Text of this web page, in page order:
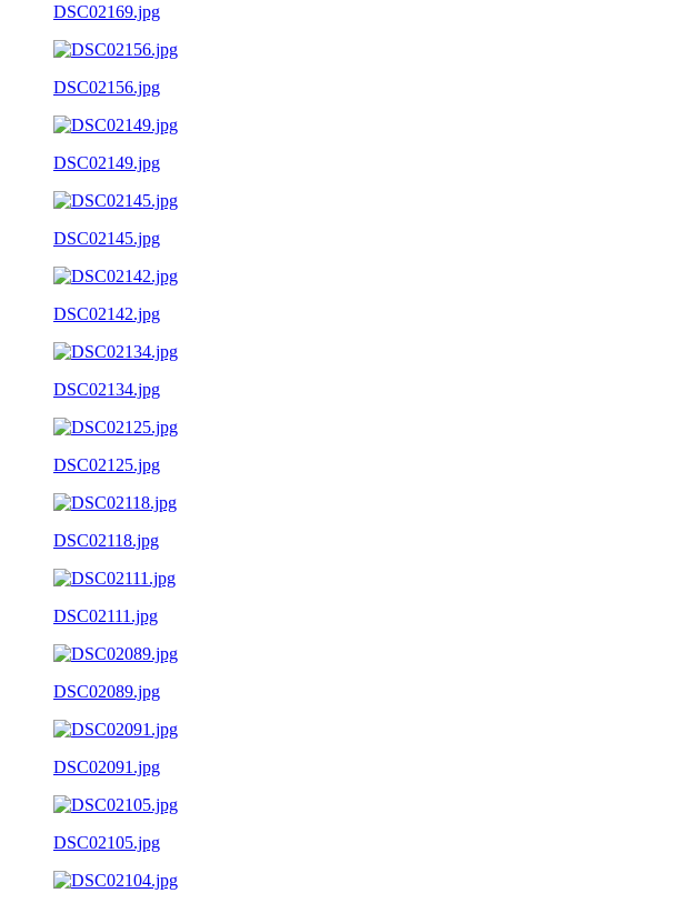
DSC02169.jpg
DSC02156.jpg
DSC02149.jpg
DSC02145.jpg
DSC02142.jpg
DSC02134.jpg
DSC02125.jpg
DSC02118.jpg
DSC02111.jpg
DSC02089.jpg
DSC02091.jpg
DSC02105.jpg